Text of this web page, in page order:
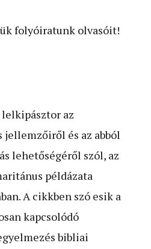
folyóiratunk olvasóit!
lelkipásztor az
jellemzőiről és az abból
lehetőségéről szól, az
példázata
A cikkben szó esik a
kapcsolódó
bibliai